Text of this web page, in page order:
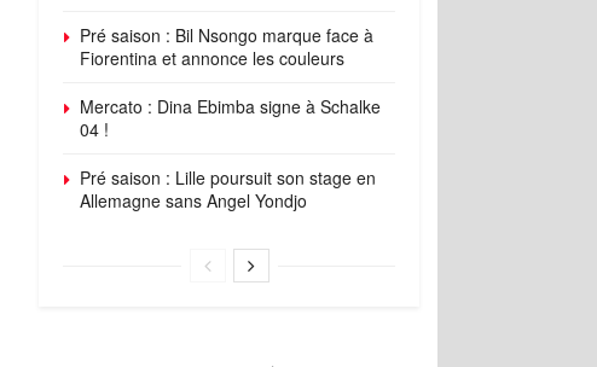
Pré saison : Bil Nsongo marque face à
Fiorentina et annonce les couleurs
Mercato : Dina Ebimba signe à Schalke
04 !
Pré saison : Lille poursuit son stage en
Allemagne sans Angel Yondjo